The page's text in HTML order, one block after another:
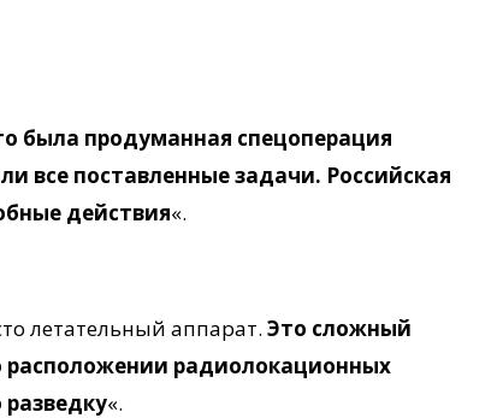
была продуманная спецоперация
все поставленные задачи. Российская
действия«.
летательный аппарат. Это сложный
радиолокационных
«.